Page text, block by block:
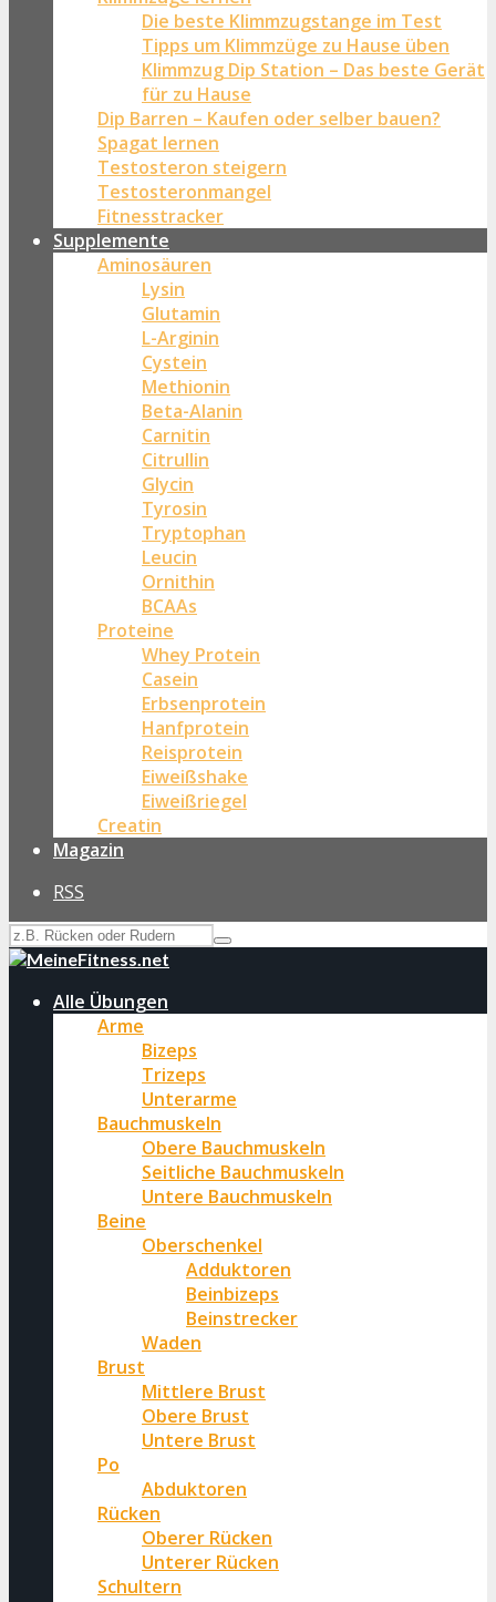
Die beste Klimmzugstange im Test
Tipps um Klimmzüge zu Hause üben
Klimmzug Dip Station – Das beste Gerät
für zu Hause
Dip Barren – Kaufen oder selber bauen?
Spagat lernen
Testosteron steigern
Testosteronmangel
Fitnesstracker
Supplemente
Aminosäuren
Lysin
Glutamin
L-Arginin
Cystein
Methionin
Beta-Alanin
Carnitin
Citrullin
Glycin
Tyrosin
Tryptophan
Leucin
Ornithin
BCAAs
Proteine
Whey Protein
Casein
Erbsenprotein
Hanfprotein
Reisprotein
Eiweißshake
Eiweißriegel
Creatin
Magazin
RSS
Alle Übungen
Arme
Bizeps
Trizeps
Unterarme
Bauchmuskeln
Obere Bauchmuskeln
Seitliche Bauchmuskeln
Untere Bauchmuskeln
Beine
Oberschenkel
Adduktoren
Beinbizeps
Beinstrecker
Waden
Brust
Mittlere Brust
Obere Brust
Untere Brust
Po
Abduktoren
Rücken
Oberer Rücken
Unterer Rücken
Schultern